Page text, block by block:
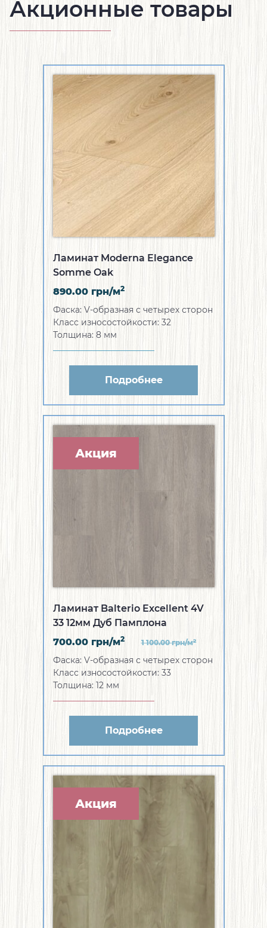
Акционные товары
Ламинат Moderna Elegance
Somme Oak
890.00 грн/м2
Фаска: V-образная с четырех сторон
Класс износостойкости: 32
Толщина: 8 мм
Подробнее
Акция
Ламинат Balterio Excellent 4V
33 12мм Дуб Памплона
700.00 грн/м2 1 100.00грн/м2
Фаска: V-образная с четырех сторон
Класс износостойкости: 33
Толщина: 12 мм
Подробнее
Акция